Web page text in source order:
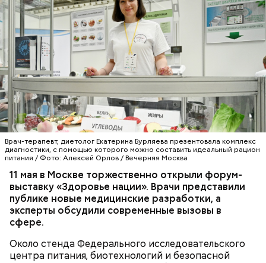
Врач-терапевт, диетолог Екатерина Бурляева презентовала комплекс
диагностики, с помощью которого можно составить идеальный рацион
питания / Фото: Алексей Орлов / Вечерняя Москва
11 мая в Москве торжественно открыли форум-
выставку «Здоровье нации». Врачи представили
публике новые медицинские разработки, а
эксперты обсудили современные вызовы в
сфере.
Около стенда Федерального исследовательского
центра питания, биотехнологий и безопасной
— Заранее предсказать, как объект себя поведет,
невозможно. Если допустить резкое движение,
поток воздуха может увлечь шар за человеком, и
тот будет следовать за ним до тех пор, пока не
угаснет, — объяснил Бычков. — Но чаще всего они
не взрываются. Это редкий случай. Обычно энергия
у них кончается и они затухают.
может привести к тому, что человек получит ожоги
или загорится помещение, предупредил эксперт.
Вернулся Макеев в Киев в ночь с 3 на 4 мая. По его
словам, ему казалось, что он вернулся домой с
фронта с победой.
Николай-угодник и народный
календарь